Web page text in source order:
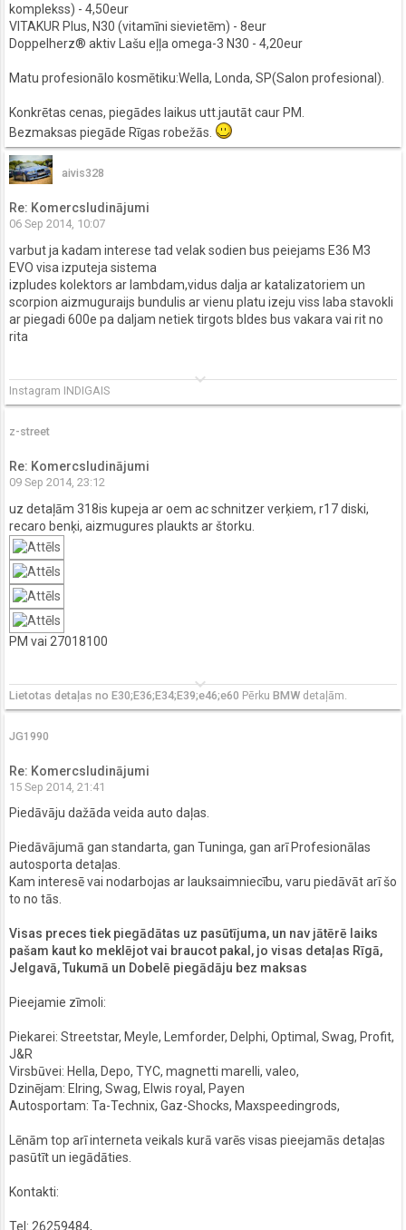
komplekss) - 4,50eur
VITAKUR Plus, N30 (vitamīni sievietēm) - 8eur
Doppelherz® aktiv Lašu eļļa omega-3 N30 - 4,20eur
Matu profesionālo kosmētiku:Wella, Londa, SP(Salon profesional).
Konkrētas cenas, piegādes laikus utt.jautāt caur PM.
Bezmaksas piegāde Rīgas robežās.
aivis328
Re: Komercsludinājumi
06 Sep 2014, 10:07
varbut ja kadam interese tad velak sodien bus peiejams E36 M3
EVO visa izputeja sistema
izpludes kolektors ar lambdam,vidus dalja ar katalizatoriem un
scorpion aizmuguraijs bundulis ar vienu platu izeju viss laba stavokli
ar piegadi 600e pa daljam netiek tirgots bldes bus vakara vai rit no
rita
keyboard_arrow_down
Instagram INDIGAIS
z-street
Re: Komercsludinājumi
09 Sep 2014, 23:12
uz detaļām 318is kupeja ar oem ac schnitzer verķiem, r17 diski,
recaro benķi, aizmugures plaukts ar štorku.
PM vai 27018100
keyboard_arrow_down
Lietotas detaļas no E30;E36;E34;E39;e46;e60 Pērku BMW detaļām.
JG1990
Re: Komercsludinājumi
15 Sep 2014, 21:41
Piedāvāju dažāda veida auto daļas.
Piedāvājumā gan standarta, gan Tuninga, gan arī Profesionālas
autosporta detaļas.
Kam interesē vai nodarbojas ar lauksaimniecību, varu piedāvāt arī šo
to no tās.
Visas preces tiek piegādātas uz pasūtījuma, un nav jātērē laiks
pašam kaut ko meklējot vai braucot pakal, jo visas detaļas Rīgā,
Jelgavā, Tukumā un Dobelē piegādāju bez maksas
Pieejamie zīmoli:
Piekarei: Streetstar, Meyle, Lemforder, Delphi, Optimal, Swag, Profit,
J&R
Virsbūvei: Hella, Depo, TYC, magnetti marelli, valeo,
Dzinējam: Elring, Swag, Elwis royal, Payen
Autosportam: Ta-Technix, Gaz-Shocks, Maxspeedingrods,
Lēnām top arī interneta veikals kurā varēs visas pieejamās detaļas
pasūtīt un iegādāties.
Kontakti:
Tel: 26259484,